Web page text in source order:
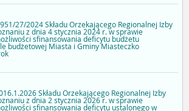
27/2024 Składu Orzekającego Regionalnej Izby
z dnia 4 stycznia 2024 r. w sprawie
sfinansowania deficytu budżetu
budżetowej Miasta i Gminy Miasteczko
Składu Orzekającego Regionalnej Izby
z dnia 2 stycznia 2026 r. w sprawie
sfinansowania deficytu ustalonego w